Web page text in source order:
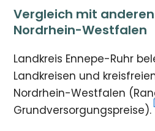
Vergleich mit
Nordrhein-Westfalen
Landkreis Ennepe-Ruhr
Landkreisen und
Nordrhein-Westfalen
Grundversorgungspreise).